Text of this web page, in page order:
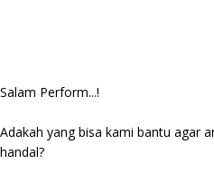
Salam Perform...!
Adakah yang bisa kami bantu agar
handal?